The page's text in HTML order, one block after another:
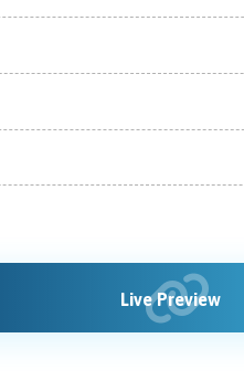
Live Preview